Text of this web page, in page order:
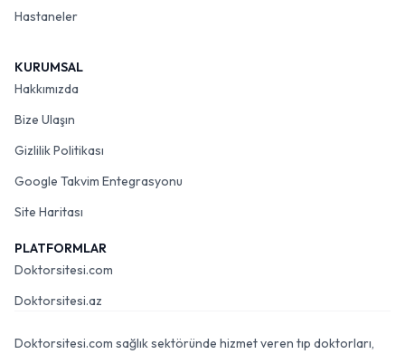
Hastaneler
KURUMSAL
Hakkımızda
Bize Ulaşın
Gizlilik Politikası
Google Takvim Entegrasyonu
Site Haritası
PLATFORMLAR
Doktorsitesi.com
Doktorsitesi.az
Doktorsitesi.com sağlık sektöründe hizmet veren tıp doktorları,